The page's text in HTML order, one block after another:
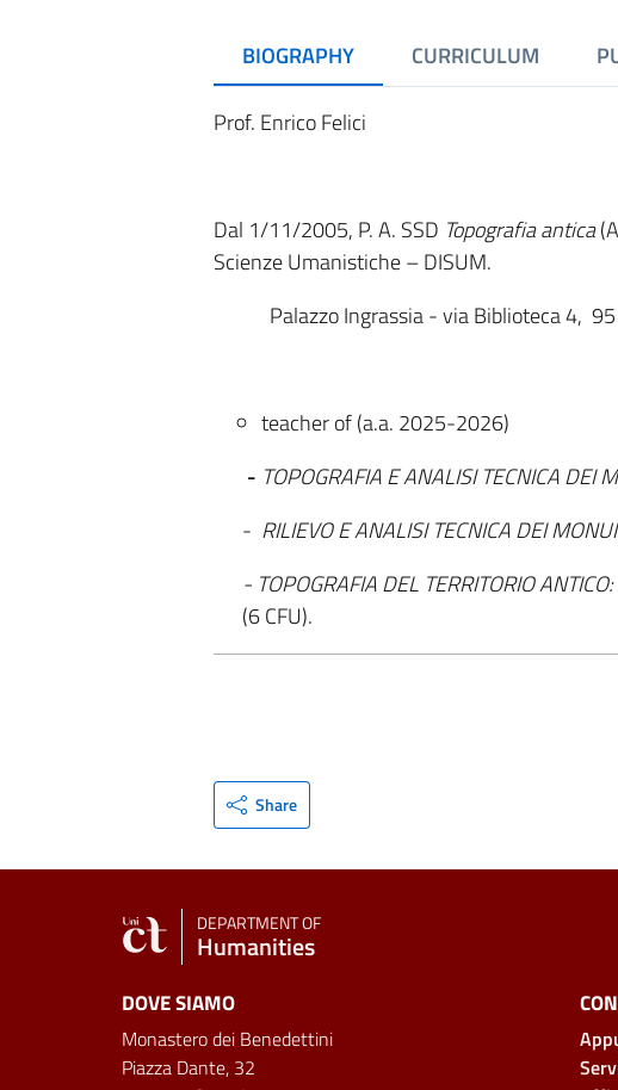
BIOGRAPHY CURRICULUM
Prof. Enrico Felici
Dal 1/11/2005, P. A. SSD Topografia antica
Scienze Umanistiche – DISUM.
Palazzo Ingrassia - via Biblioteca 4,
teacher of (a.a. 2025-2026)
- TOPOGRAFIA E ANALISI TECNICA DEI
- RILIEVO E ANALISI TECNICA DEI
- TOPOGRAFIA DEL TERRITORIO
(6 CFU).
Share
DEPARTMENT OF
Humanities
DOVE SIAMO
Monastero dei Benedettini
Piazza Dante, 32